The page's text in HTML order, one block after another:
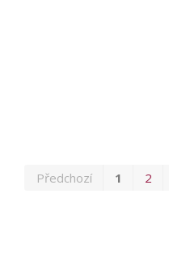
Předchozí 1 2